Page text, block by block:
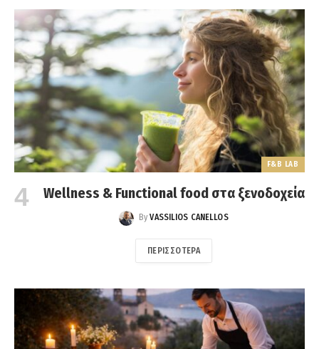
F&B LAB
Wellness & Functional food στα ξενοδοχεία
By VASSILIOS CANELLOS
ΠΕΡΙΣΣΌΤΕΡΑ